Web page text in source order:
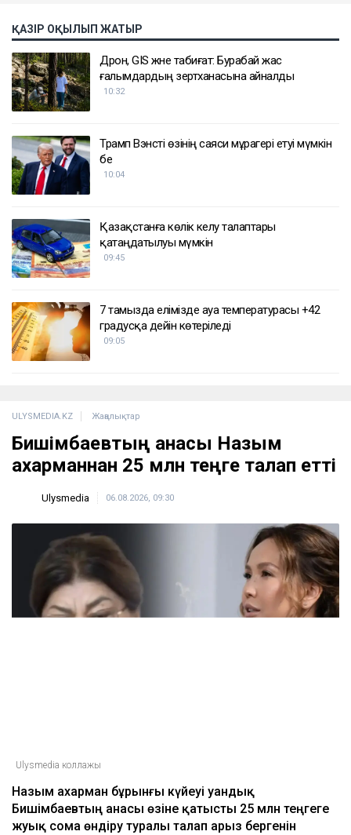
ҚАЗІР ОҚЫЛЫП ЖАТЫР
Дрон, GIS және табиғат: Бурабай жас
ғалымдардың зертханасына айналды
10:32
Трамп Вэнсті өзінің саяси мұрагері етуі мүмкін
бе
10:04
Қазақстанға көлік әкелу талаптары
қатаңдатылуы мүмкін
09:45
7 тамызда елімізде ауа температурасы +42
градусқа дейін көтеріледі
09:05
ULYSMEDIA.KZ Жаңалықтар
Бишімбаевтың анасы Назым
Қахарманнан 25 млн теңге талап етті
Ulysmedia 06.08.2026, 09:30
Ulysmedia коллажы
Назым Қахарман бұрынғы күйеуі Қуандық
Бишімбаевтың анасы өзіне қатысты 25 млн теңгеге
жуық сома өндіру туралы талап арыз бергенін